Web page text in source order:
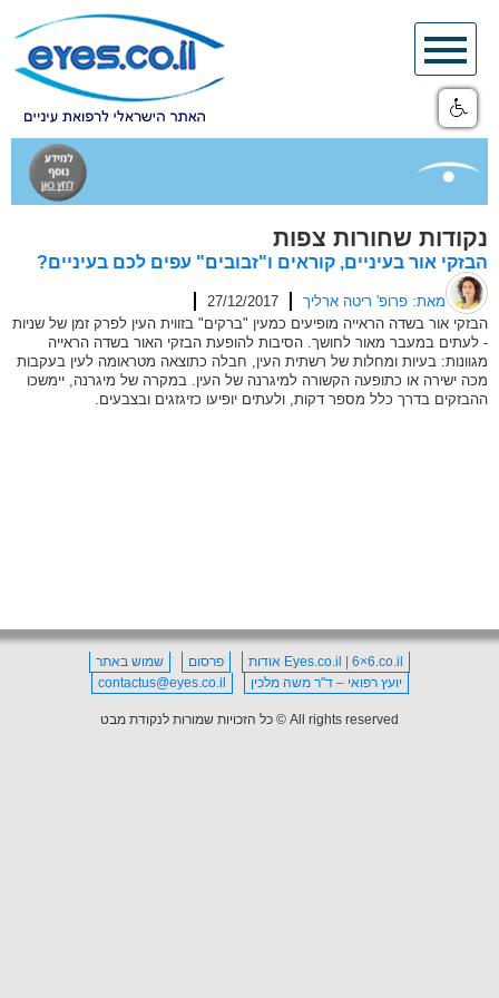
Skip
content
נקודות שחורות צפות
הבזקי אור בעיניים, קוראים ו"זבובים" עפים לכם בעיניים?
מאת: פרופ' ריטה ארליך
27/12/2017
הבזקי אור בשדה הראייה מופיעים כמעין "ברקים" בזווית העין לפרק זמן של שניות
- לעתים במעבר מאור לחושך. הסיבות להופעת הבזקי האור בשדה הראייה
מגוונות: בעיות ומחלות של רשתית העין, חבלה כתוצאה מטראומה לעין בעקבות
מכה ישירה או כתופעה הקשורה למיגרנה של העין. במקרה של מיגרנה, יימשכו
ההבזקים בדרך כלל מספר דקות, ולעתים יופיעו כזיגזגים ובצבעים.
Eyes.co.il | 6×6.co.il אודות פרסום
שמוש באתר
יועץ רפואי – ד"ר משה מלכין
contactus@eyes.co.il
All rights reserved © כל הזכויות שמורות לנקודת מבט